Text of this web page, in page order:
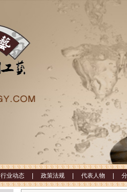
行业动态 | 政策法规 | 代表人物 |